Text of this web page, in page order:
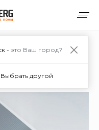
материалы
- это Ваш город?
Выбрать другой